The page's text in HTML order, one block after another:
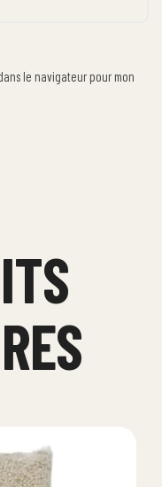
le navigateur pour mon